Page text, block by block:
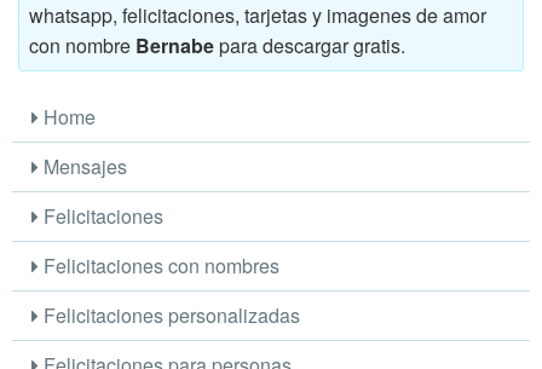
whatsapp, felicitaciones, tarjetas y imagenes de amor
con nombre Bernabepara descargar gratis.
Home
Mensajes
Felicitaciones
Felicitaciones con nombres
Felicitaciones personalizadas